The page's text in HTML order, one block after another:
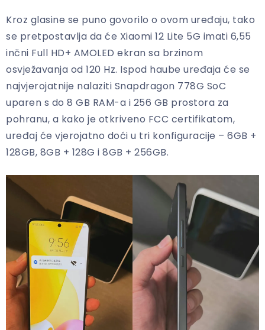
Kroz glasine se puno govorilo o ovom uređaju, tako
se pretpostavlja da će Xiaomi 12 Lite 5G imati 6,55
inčni Full HD+ AMOLED ekran sa brzinom
osvježavanja od 120 Hz. Ispod haube uređaja će se
najvjerojatnije nalaziti Snapdragon 778G SoC
uparen s do 8 GB RAM-a i 256 GB prostora za
pohranu, a kako je otkriveno FCC certifikatom,
uređaj će vjerojatno doći u tri konfiguracije – 6GB +
128GB, 8GB + 128G i 8GB + 256GB.